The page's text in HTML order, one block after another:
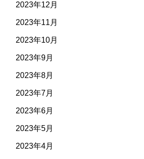
2023年12月
2023年11月
2023年10月
2023年9月
2023年8月
2023年7月
2023年6月
2023年5月
2023年4月